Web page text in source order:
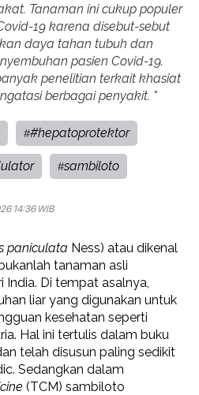
Tanaman ini cukup populer
19 karena disebut-sebut
daya tahan tubuh dan
pasien Covid-19.
penelitian terkait khasiat
berbagai penyakit. "
##hepatoprotektor
#sambiloto
14:36 WIB
paniculata Ness) atau dikenal
tanaman asli
India. Di tempat asalnya,
liar yang digunakan untuk
kesehatan seperti
Hal ini tertulis dalam buku
telah disusun paling sedikit
Sedangkan dalam
(TCM) sambiloto